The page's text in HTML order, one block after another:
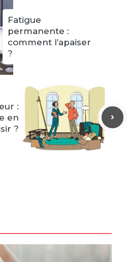
Fatigue
permanente :
comment l’apaiser
?
:
en
?